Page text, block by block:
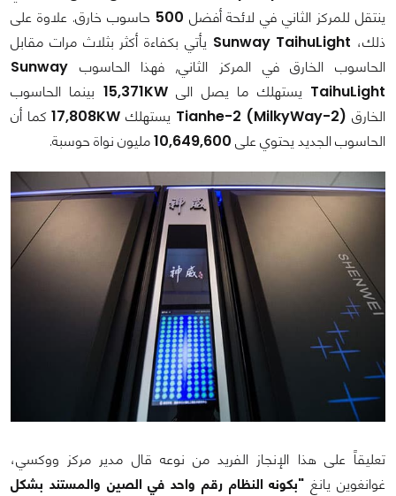
ينتقل للمركز الثاني في لائحة أفضل 500 حاسوب خارق. علاوة على
ذلك، Sunway TaihuLight يأتي بكفاءة أكثر بثلاث مرات مقابل
الحاسوب الخارق في المركز الثاني, فهذا الحاسوب Sunway
TaihuLight يستهلك ما يصل الى15,371KW بينما الحاسوب
الخارق Tianhe-2 (MilkyWay-2) يستهلك 17,808KWكما أن
الحاسوب الجديد يحتوي على 10,649,600مليون نواة حوسبة.
تعليقاً على هذا الإنجاز الفريد من نوعه قال مدير مركز ووكسي،
غوانغوين يانغ "بكونه النظام رقم واحد في الصين والمستند بشكل